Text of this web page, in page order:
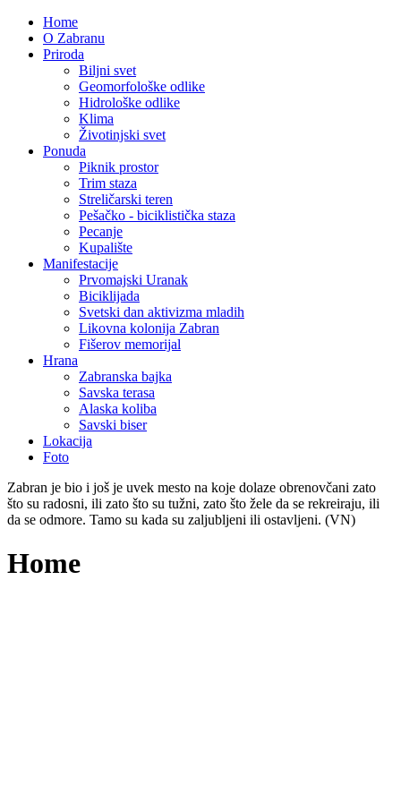
Home
O Zabranu
Priroda
Biljni svet
Geomorfološke odlike
Hidrološke odlike
Klima
Životinjski svet
Ponuda
Piknik prostor
Trim staza
Streličarski teren
Pešačko - biciklistička staza
Pecanje
Kupalište
Manifestacije
Prvomajski Uranak
Biciklijada
Svetski dan aktivizma mladih
Likovna kolonija Zabran
Fišerov memorijal
Hrana
Zabranska bajka
Savska terasa
Alaska koliba
Savski biser
Lokacija
Foto
Zabran je bio i još je uvek mesto na koje dolaze obrenovčani zato
što su radosni, ili zato što su tužni, zato što žele da se rekreiraju, ili
da se odmore. Tamo su kada su zaljubljeni ili ostavljeni. (VN)
Home